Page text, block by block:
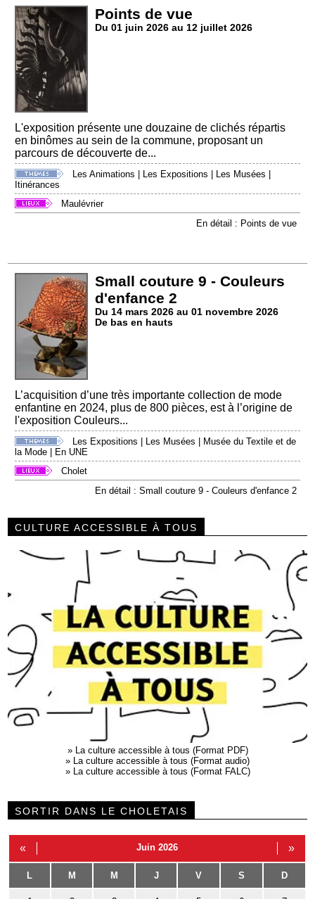
Points de vue
Du 01 juin 2026 au 12 juillet 2026
L'exposition présente une douzaine de clichés répartis
en binômes au sein de la commune, proposant un
parcours de découverte de...
Les Animations Les Expositions Les Musées
Itinérances
Maulévrier
En détail : Points de vue
Small couture 9 - Couleurs
d'enfance 2
Du 14 mars 2026 au 01 novembre 2026
De bas en hauts
L’acquisition d’une très importante collection de mode
enfantine en 2024, plus de 800 pièces, est à l’origine de
l'exposition Couleurs...
Les Expositions | Les Musées | Musée du Textile et de
la Mode | En UNE
Cholet
En détail : Small couture 9 - Couleurs d'enfance 2
CULTURE ACCESSIBLE À TOUS
» La culture accessible à tous (Format PDF)
» La culture accessible à tous (Format audio)
» La culture accessible à tous (Format FALC)
SORTIR DANS LE CHOLETAIS
« Juin 2026 »
L M M J V S D